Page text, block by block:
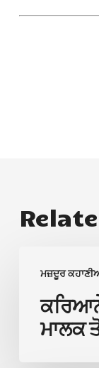
ਮਜ਼ਦੂਰ
ਕਲਰਕ
ਮਾਲਕ